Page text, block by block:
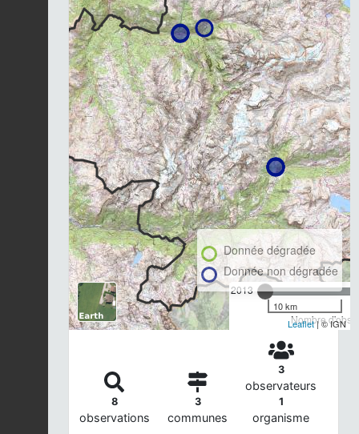
2013
Nombre
Donnée dégradée
Donnée non dégradée
10 km
Leaflet| © IGN
8
observations
3
communes
3
observateurs
1
organisme